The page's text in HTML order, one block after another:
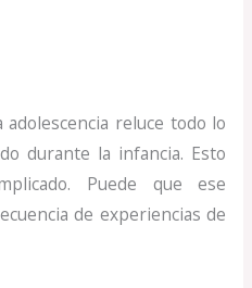
adolescencia reluce todo lo
durante la infancia. Esto
Puede que ese
de experiencias de